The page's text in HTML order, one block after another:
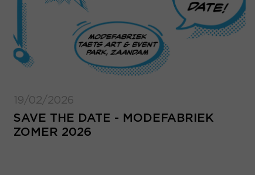
19/02/2026
SAVE THE DATE - MODEFABRIEK
ZOMER 2026